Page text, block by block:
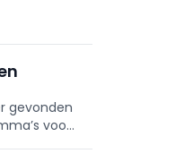
gevonden
voor